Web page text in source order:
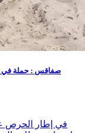
في إطار الحرص